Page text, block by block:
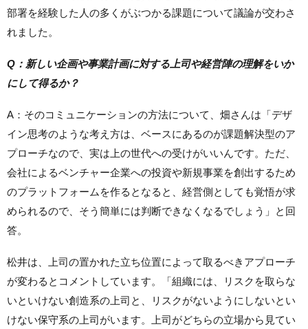
部署を経験した人の多くがぶつかる課題について議論が交わさ
れました。
Q：新しい企画や事業計画に対する上司や経営陣の理解をいか
にして得るか？
A：そのコミュニケーションの方法について、畑さんは「デザ
イン思考のような考え方は、ベースにあるのが課題解決型のア
プローチなので、実は上の世代への受けがいいんです。ただ、
会社によるベンチャー企業への投資や新規事業を創出するため
のプラットフォームを作るとなると、経営側としても覚悟が求
められるので、そう簡単には判断できなくなるでしょう」と回
答。
松井は、上司の置かれた立ち位置によって取るべきアプローチ
が変わるとコメントしています。「組織には、リスクを取らな
いといけない創造系の上司と、リスクがないようにしないとい
けない保守系の上司がいます。上司がどちらの立場から見てい